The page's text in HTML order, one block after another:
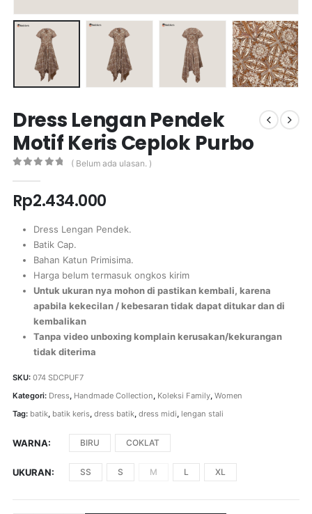
Dress Lengan Pendek
Motif Keris Ceplok Purbo
( Belum ada ulasan. )
Rp2.434.000
Dress Lengan Pendek.
Batik Cap.
Bahan Katun Primisima.
Harga belum termasuk ongkos kirim
Untuk ukuran nya mohon di pastikan kembali, karena
apabila kekecilan / kebesaran tidak dapat ditukar dan di
kembalikan
Tanpa video unboxing komplain kerusakan/kekurangan
tidak diterima
SKU: 074 SDCPUF7
Kategori: Dress, Handmade Collection, Koleksi Family, Women
Tag: batik, batik keris, dress batik, dress midi lengan stali
WARNA BIRU COKLAT
UKURAN SS S M L XL